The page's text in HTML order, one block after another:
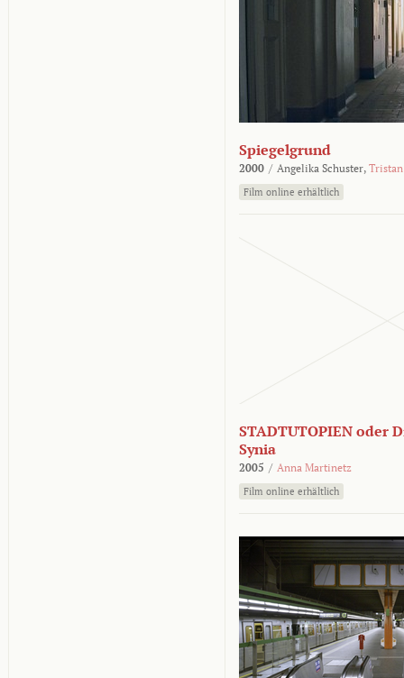
Spiegelgrund
2000 / Angelika Schuster,
Film online erhältlich
STADTUTOPIEN oder
Synia
2005 / Anna Martinetz
Film online erhältlich